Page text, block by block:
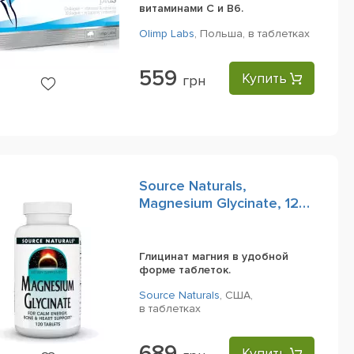
витаминами C и B6.
Olimp Labs, Польша, в таблетках
559 грн Купить
Source Naturals,
Magnesium Glycinate, 120
Глицинат магния в удобной
форме таблеток.
Source Naturals, США,
в таблетках